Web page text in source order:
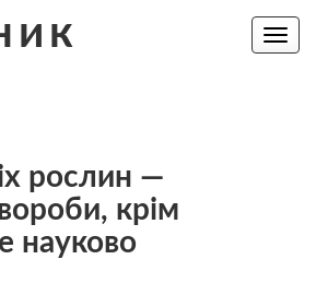
Toggle
рослин —
крім
науково